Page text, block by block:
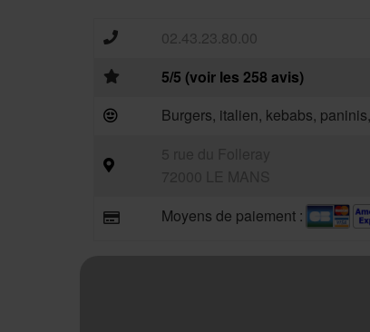
02.43.23.80.00
5/5 (voir les 258 avis)
Burgers, italien, kebabs,
Moyens de paiement :